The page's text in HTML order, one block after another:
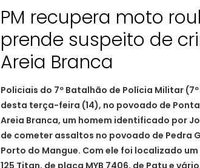
PM recupera moto
prende suspeito de
Areia Branca
Policiais do 7º Batalhão de Polícia Militar
desta terça-feira (14), no povoado de
Areia Branca, um homem identificado por
de cometer assaltos no povoado de Pedra
Porto do Mangue. Com ele foi localizado